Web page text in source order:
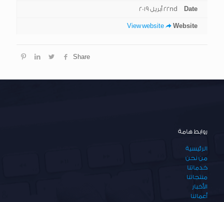
Date 22nd أبريل 2019
Website
View website
Share
روابط هامة
الرئيسية
من نحن
خدماتنا
منتجاتنا
الأخبار
أعمالنا